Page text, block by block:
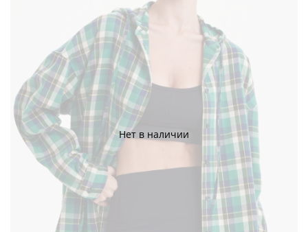
Нет в наличии